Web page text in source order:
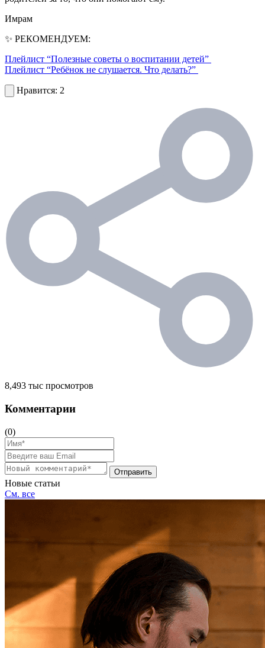
Имрам
✨ РЕКОМЕНДУЕМ:
Плейлист “Полезные советы о воспитании детей”
Плейлист “Ребёнок не слушается. Что делать?”
2
8,493 тыс просмотров
Комментарии
(0)
Отправить
Новые статьи
См. все